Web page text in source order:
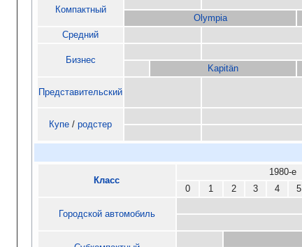
Компактный
Olympia
Средний
Бизнес
Kapitän
Представительский
Купе /родстер
Класс
1980-е
0
1 2 3 4 5
Городской автомобиль